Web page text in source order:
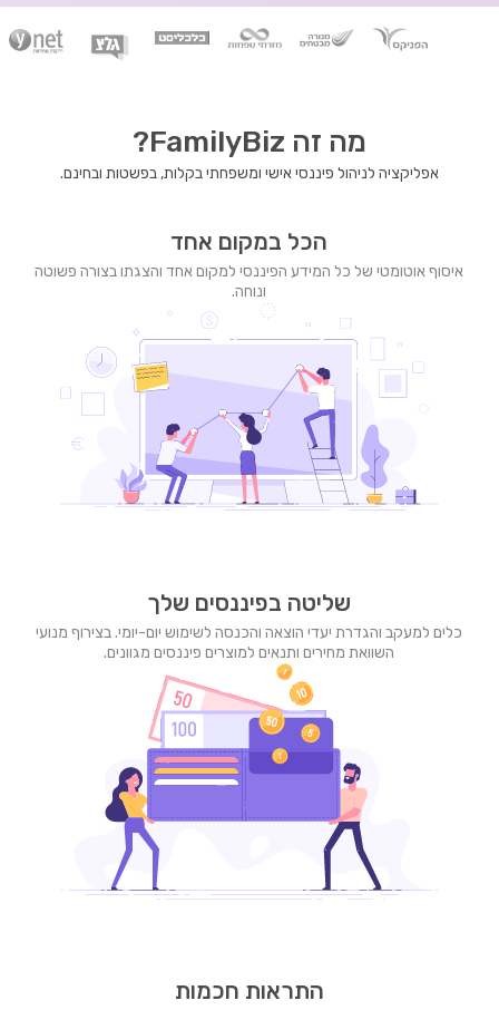
מה זה FamilyBiz?
אפליקציה לניהול פיננסי אישי ומשפחתי בקלות, בפשטות ובחינם.
הכל במקום אחד
איסוף אוטומטי של כל המידע הפיננסי למקום אחד והצגתו בצורה פשוטה
ונוחה.
שליטה בפיננסים שלך
כלים למעקב והגדרת יעדי הוצאה והכנסה לשימוש יום-יומי. בצירוף מנועי
השוואת מחירים ותנאים למוצרים פיננסים מגוונים.
התראות חכמות